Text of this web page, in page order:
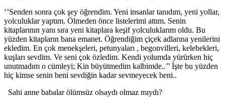
‘’Senden sonra çok şey öğrendim. Yeni insanlar tanıdım, yeni yollar,
yolculuklar yaptım. Ölmeden önce listelerimi attım. Senin
kitaplarının yanı sıra yeni kitaplara keşif yolculuklarım oldu. Bu
yüzden kitapların bana emanet. Öğrendiğim çiçek adlarına yenilerini
ekledim. En çok menekşeleri, petunyaları , begonvilleri, kelebekleri,
kuşları sevdim. Ve seni çok özledim. Kendi yolumda yürürken hiç
unutmadım o cümleyi; Kin büyütmedim kalbimde..’’ İşte bu yüzden
hiç kimse senin beni sevdiğin kadar sevmeyecek beni..
Sahi anne babalar ölümsüz olsaydı olmaz mıydı?